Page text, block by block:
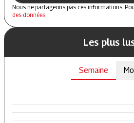
Nous ne partageons pas ces informations.
des données
Les plus
Semaine